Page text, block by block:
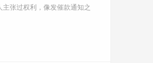
张过权利，像发催款通知之